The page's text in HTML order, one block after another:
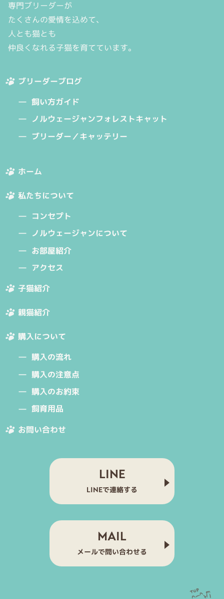
専門ブリーダーが
たくさんの愛情を込めて、
人とも猫とも
仲良くなれる子猫を育てています。
ブリーダーブログ
飼い方ガイド
ノルウェージャンフォレストキャット
ブリーダー／キャッテリー
ホーム
私たちについて
コンセプト
ノルウェージャンについて
お部屋紹介
アクセス
子猫紹介
親猫紹介
購入について
購入の流れ
購入の注意点
購入のお約束
飼育用品
お問い合わせ
LINE
LINEで連絡する
MAIL
メールで問い合わせる